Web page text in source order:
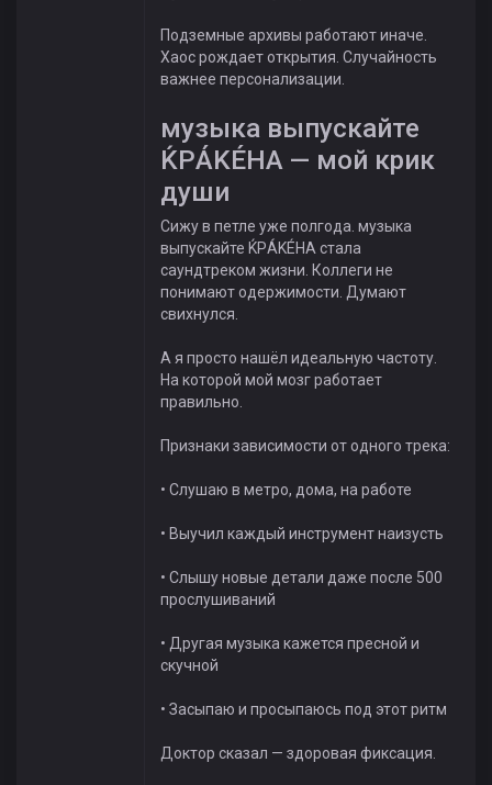
Подземные архивы работают иначе.
Хаос рождает открытия. Случайность
важнее персонализации.
музыка выпускайте
ЌРÁKÉHА — мой крик
души
Сижу в петле уже полгода. музыка
выпускайте ЌРÁKÉHА стала
саундтреком жизни. Коллеги не
понимают одержимости. Думают
свихнулся.
А я просто нашёл идеальную частоту.
На которой мой мозг работает
правильно.
Признаки зависимости от одного трека:
• Слушаю в метро, дома, на работе
• Выучил каждый инструмент наизусть
• Слышу новые детали даже после 500
прослушиваний
• Другая музыка кажется пресной и
скучной
• Засыпаю и просыпаюсь под этот ритм
Доктор сказал — здоровая фиксация.